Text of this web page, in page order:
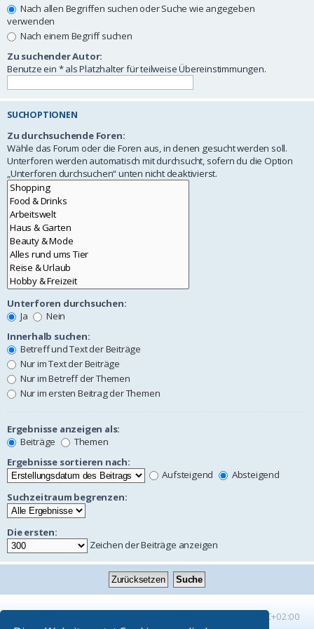
Nach allen Begriffen suchen oder Suche wie angegeben
verwenden
Nach einem Begriff suchen
Zu suchender Autor:
Benutze ein * als Platzhalter für teilweise Übereinstimmungen.
SUCHOPTIONEN
Zu durchsuchende Foren:
Wähle das Forum oder die Foren aus, in denen gesucht werden soll.
Unterforen werden automatisch mit durchsucht, sofern du die Option
„Unterforen durchsuchen“ unten nicht deaktivierst.
Unterforen durchsuchen:
Ja
Nein
Innerhalb suchen:
Betreff und Text der Beiträge
Nur im Text der Beiträge
Nur im Betreff der Themen
Nur im ersten Beitrag der Themen
Ergebnisse anzeigen als:
Beiträge
Themen
Ergebnisse sortieren nach:
Aufsteigend
Absteigend
Suchzeitraum begrenzen:
Die ersten:
Zeichen der Beiträge anzeigen
UTC+02:00